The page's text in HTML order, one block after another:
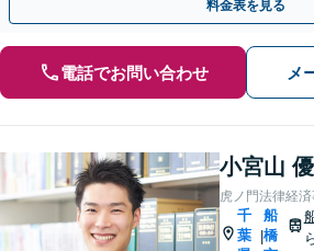
料金表を見る
電話でお問い合わせ メ
小宮山
虎ノ門法律経
千
葉 |
船
橋